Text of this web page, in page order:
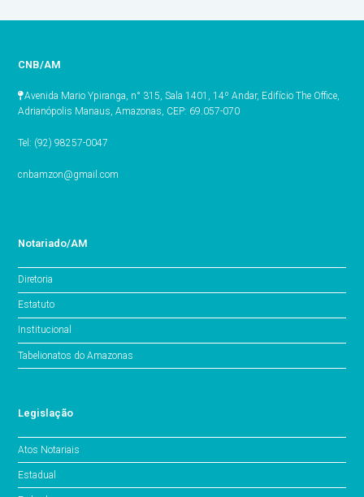
CNB/AM
Avenida Mario Ypiranga, n° 315, Sala 1401, 14º Andar, Edifício The Office,
Adrianópolis Manaus, Amazonas, CEP: 69.057-070
Tel: (92) 98257-0047
cnbamzon@gmail.com
Notariado/AM
Diretoria
Estatuto
Institucional
Tabelionatos do Amazonas
Legislação
Atos Notariais
Estadual